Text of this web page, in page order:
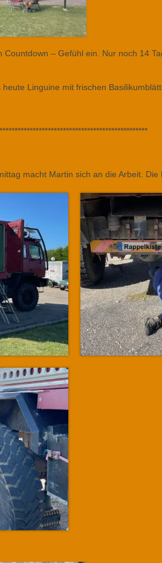
Countdown – Gefühl ein. Nur noch 14
Linguine mit frischen
macht Martin sich an die Arbeit.